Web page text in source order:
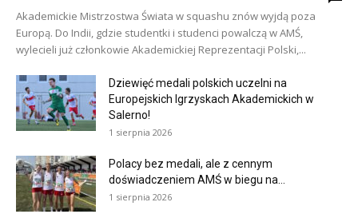
Akademickie Mistrzostwa Świata w squashu znów wyjdą poza
Europą. Do Indii, gdzie studentki i studenci powalczą w AMŚ,
wylecieli już członkowie Akademickiej Reprezentacji Polski,...
Dziewięć medali polskich uczelni na
Europejskich Igrzyskach Akademickich w
Salerno!
1 sierpnia 2026
Polacy bez medali, ale z cennym
doświadczeniem AMŚ w biegu na...
1 sierpnia 2026